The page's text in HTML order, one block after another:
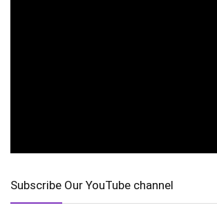
Subscribe Our YouTube channel